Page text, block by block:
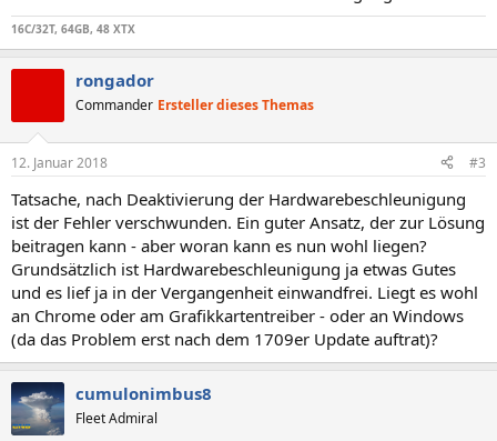
16C/32T, 64GB, 48 XTX
rongador
Commander Ersteller dieses Themas
12. Januar 2018 #3
Tatsache, nach Deaktivierung der Hardwarebeschleunigung
ist der Fehler verschwunden. Ein guter Ansatz, der zur Lösung
beitragen kann - aber woran kann es nun wohl liegen?
Grundsätzlich ist Hardwarebeschleunigung ja etwas Gutes
und es lief ja in der Vergangenheit einwandfrei. Liegt es wohl
an Chrome oder am Grafikkartentreiber - oder an Windows
(da das Problem erst nach dem 1709er Update auftrat)?
cumulonimbus8
Fleet Admiral